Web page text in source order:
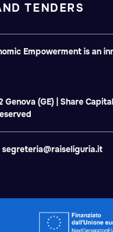
TENDERS
Empowerment is an
Genova (GE) | Share
segreteria@raiseliguria.it